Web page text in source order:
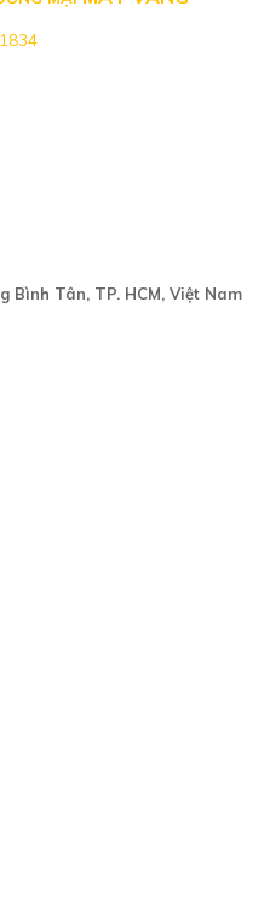
Bình Tân, TP. HCM, Việt Nam